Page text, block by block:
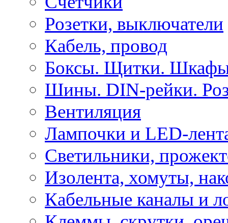
Розетки, выключатели
Кабель, провод
Боксы. Щитки.
Шины. DIN-рейки.
Вентиляция
Лампочки и LED-
Светильники,
Изолента, хомуты,
Кабельные каналы и